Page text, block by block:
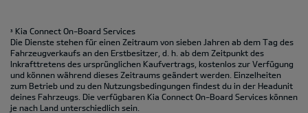
3
Kia Connect On-Board Services
Die Dienste stehen für einen Zeitraum von sieben Jahren ab dem Tag des
Fahrzeugverkaufs an den Erstbesitzer, d. h. ab dem Zeitpunkt des
Inkrafttretens des ursprünglichen Kaufvertrags, kostenlos zur Verfügung
und können während dieses Zeitraums geändert werden. Einzelheiten
zum Betrieb und zu den Nutzungsbedingungen findest du in der Headunit
deines Fahrzeugs. Die verfügbaren Kia Connect On-Board Services können
je nach Land unterschiedlich sein.